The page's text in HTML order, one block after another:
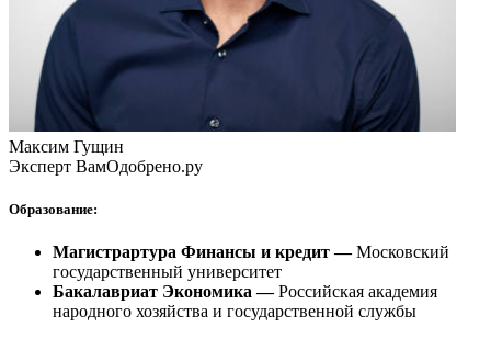
Максим Гущин
Эксперт ВамОдобрено.ру
Образование:
Магистрартура Финансы и кредит —Московский
государственный университет
Бакалавриат Экономика —Российская академия
народного хозяйства и государственной службы